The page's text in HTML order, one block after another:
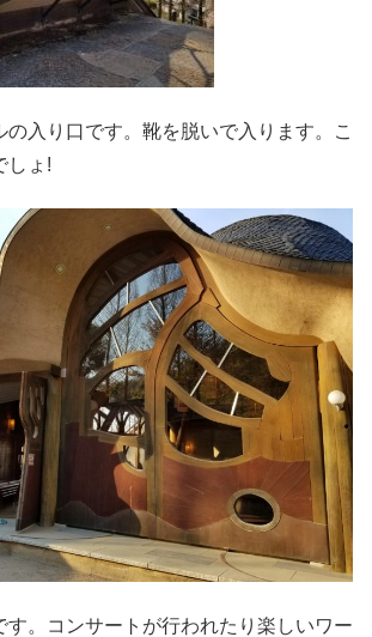
の入り口です。靴を脱いで入ります。こ
しょ!
す。コンサートが行われたり楽しいワー